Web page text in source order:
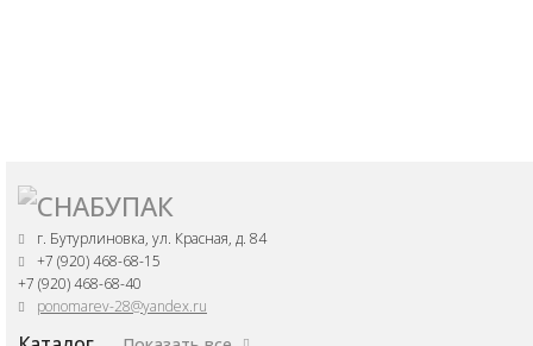
г. Бутурлиновка, ул. Красная, д. 84
+7 (920) 468-68-15
+7 (920) 468-68-40
ponomarev-28@yandex.ru